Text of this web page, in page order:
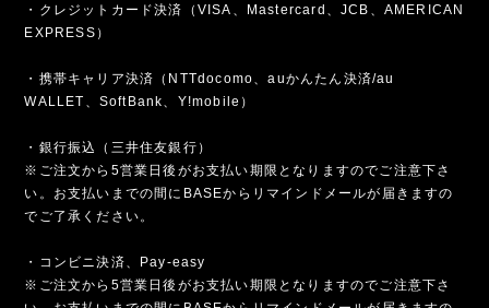
・クレジットカード決済（VISA、Mastercard、JCB、AMERICAN
EXPRESS）
・携帯キャリア決済（NTTdocomo、auかんたん決済/au
WALLET、SoftBank、Y!mobile）
・銀行振込（三井住友銀行）
※ご注文から5営業日後がお支払い期限となりますのでご注意下さ
い。お支払いまでの間にBASEからリマインドメールが届きますの
でご了承ください。
・コンビニ決済、Pay-easy
※ご注文から5営業日後がお支払い期限となりますのでご注意下さ